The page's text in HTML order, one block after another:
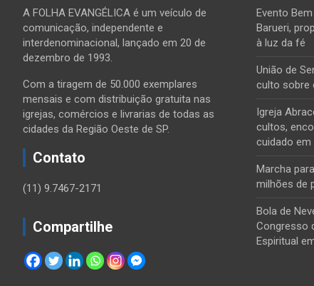
A FOLHA EVANGÉLICA é um veículo de
comunicação, independente e
interdenominacional, lançado em 20 de
dezembro de 1993.
Com a tiragem de 50.000 exemplares
mensais e com distribuição gratuita nas
igrejas, comércios e livrarias de todas as
cidades da Região Oeste de SP.
Contato
(11) 9.7467-2171
Compartilhe
Evento
Barueri,
à luz da fé
União de
culto sobre
Igreja
cultos,
cuidado em
Marcha
milhões de
Bola de
Congresso
Espiritual